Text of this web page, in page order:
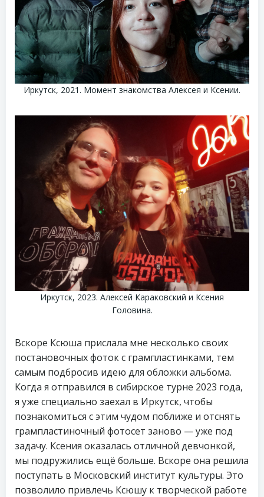
Иркутск, 2021. Момент знакомства Алексея и Ксении.
Иркутск, 2023. Алексей Караковский и Ксения
Головина.
Вскоре Ксюша прислала мне несколько своих
постановочных фоток с грампластинками, тем
самым подбросив идею для обложки альбома.
Когда я отправился в сибирское турне 2023 года,
я уже специально заехал в Иркутск, чтобы
познакомиться с этим чудом поближе и отснять
грампластиночный фотосет заново — уже под
задачу. Ксения оказалась отличной девчонкой,
мы подружились ещё больше. Вскоре она решила
поступать в Московский институт культуры. Это
позволило привлечь Ксюшу к творческой работе